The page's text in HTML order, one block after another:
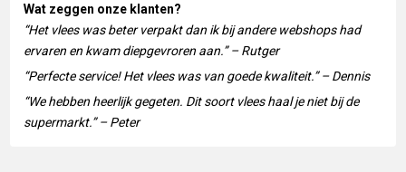
Wat zeggen onze klanten?
“Het vlees was beter verpakt dan ik bij andere webshops had
ervaren en kwam diepgevroren aan.” – Rutger
“Perfecte service! Het vlees was van goede kwaliteit.” – Dennis
“We hebben heerlijk gegeten. Dit soort vlees haal je niet bij de
supermarkt.” – Peter